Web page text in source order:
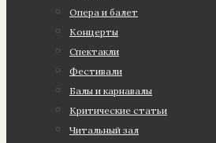
Опера и балет
Концерты
Спектакли
Фестивали
Балы и карнавалы
Критические статьи
Читальный зал